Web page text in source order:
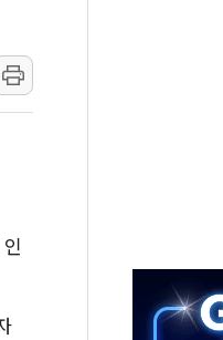
대 환경미화원 수거차에 치여
흉기 난동…60대 남성 2명 숨져
손해 보는 일 없게"…'결혼 페널
흉기 살해 10대 아들 체포
뻔뻔' 받아친 정청래…제주 연설